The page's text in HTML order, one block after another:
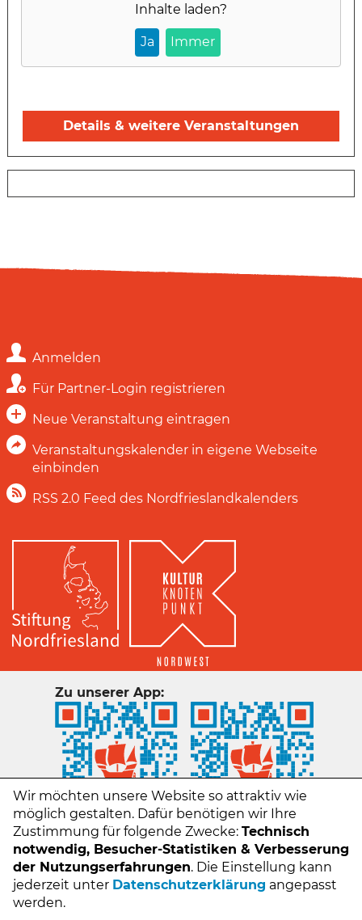
Inhalte laden?
Ja Immer
Details & weitere Veranstaltungen
Anmelden
Für Partner-Login registrieren
Neue Veranstaltung eintragen
Veranstaltungskalender in eigene Webseite
einbinden
RSS 2.0 Feed des Nordfrieslandkalenders
Kontakt
Zu unserer App:
Wir möchten unsere Website so attraktiv wie
möglich gestalten. Dafür benötigen wir Ihre
Zustimmung für folgende Zwecke: Technisch
notwendig, Besucher-Statistiken & Verbesserung
der Nutzungserfahrungen. Die Einstellung kann
jederzeit unter Datenschutzerklärung angepasst
werden.